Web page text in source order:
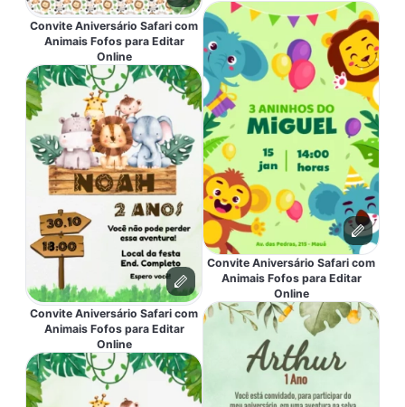
Convite Aniversário Safari com
Animais Fofos para Editar
Online
Convite Aniversário Safari com
Animais Fofos para Editar
Online
Convite Aniversário Safari com
Animais Fofos para Editar
Online